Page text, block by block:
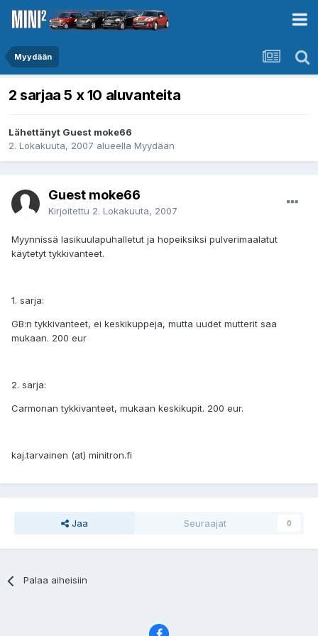
Myydään
2 sarjaa 5 x 10 aluvanteita
Lähettänyt Guest moke66
2. Lokakuuta, 2007 alueella Myydään
Guest moke66
Kirjoitettu 2. Lokakuuta, 2007
Myynnissä lasikuulapuhalletut ja hopeiksiksi pulverimaalatut
käytetyt tykkivanteet.
1. sarja:
GB:n tykkivanteet, ei keskikuppeja, mutta uudet mutterit saa
mukaan. 200 eur
2. sarja:
Carmonan tykkivanteet, mukaan keskikupit. 200 eur.
kaj.tarvainen (at) minitron.fi
Jaa Seuraajat 0
Palaa aiheisiin